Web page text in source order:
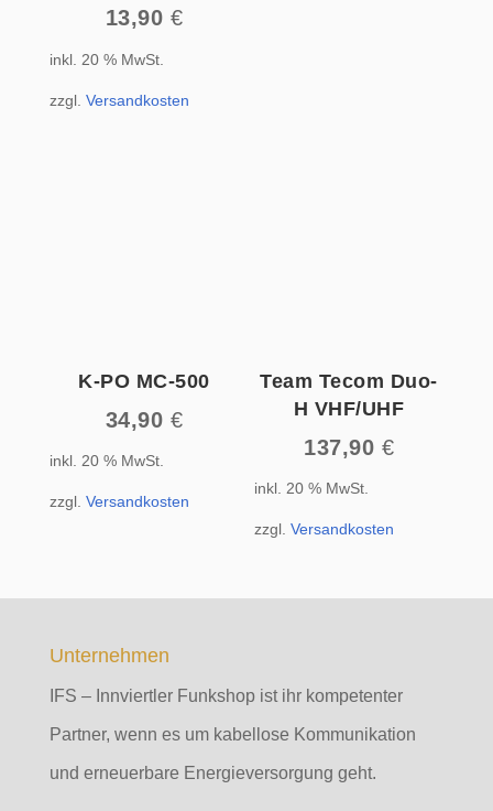
13,90 €
inkl. 20 % MwSt.
zzgl. Versandkosten
K-PO MC-500
34,90 €
inkl. 20 % MwSt.
zzgl. Versandkosten
Team Tecom Duo-
H VHF/UHF
137,90 €
inkl. 20 % MwSt.
zzgl.Versandkosten
Unternehmen
IFS – Innviertler Funkshop ist ihr kompetenter
Partner, wenn es um kabellose Kommunikation
und erneuerbare Energieversorgung geht.